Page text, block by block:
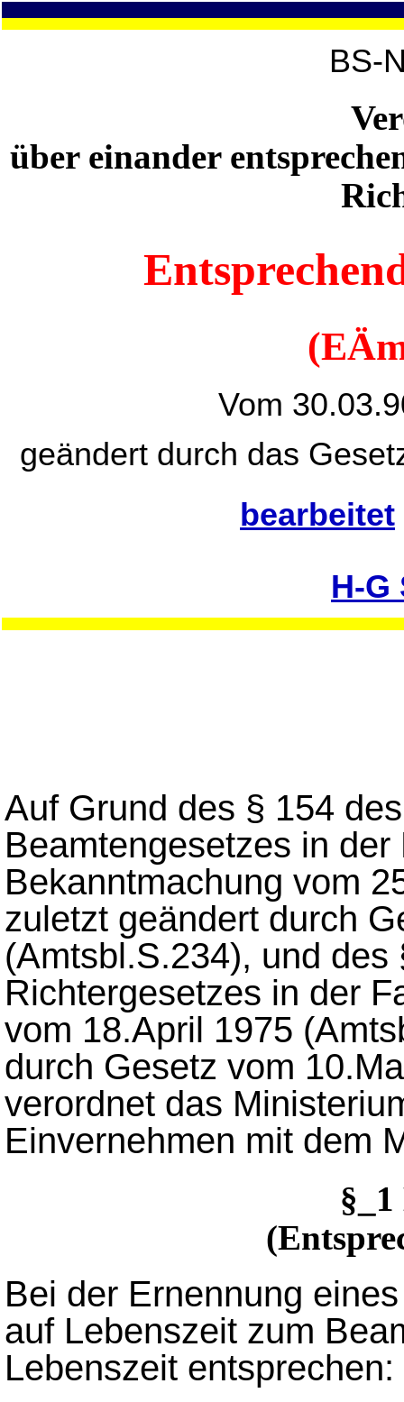
BS-
über einander
Vom
geändert durch das
bearbeitet
H-G
Auf Grund des § 154
Beamtengesetzes in der
Bekanntmachung vom
zuletzt geändert durch
(Amtsbl.S.234), und
Richtergesetzes in der
vom 18.April 1975
durch Gesetz vom
verordnet das
Einvernehmen mit dem
Bei der Ernennung
auf Lebenszeit zum
Lebenszeit entsprechen: